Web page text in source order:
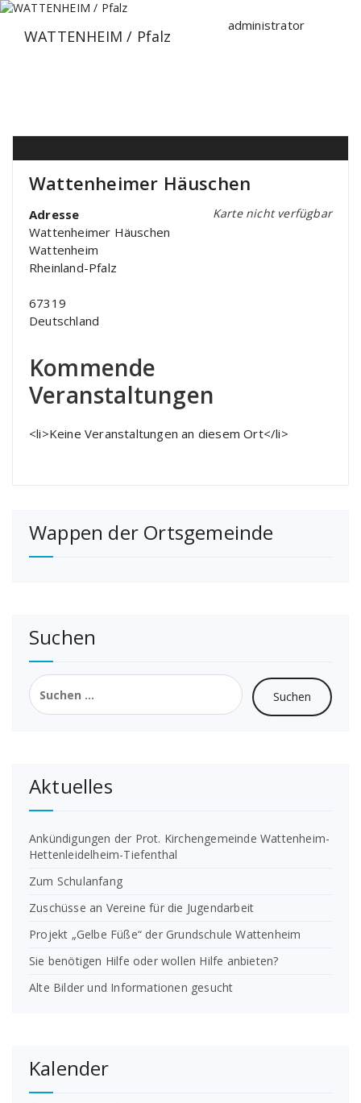
Zum
springenWATTENHEIM / Pfalz
administrator
Wattenheimer Häuschen
Karte nicht verfügbar
Adresse
Wattenheimer Häuschen
Wattenheim
Rheinland-Pfalz
67319
Deutschland
Kommende
Veranstaltungen
<li>Keine Veranstaltungen an diesem Ort</li>
Wappen der Ortsgemeinde
Suchen
Suchen
nach:
Aktuelles
Ankündigungen der Prot. Kirchengemeinde Wattenheim-
Hettenleidelheim-Tiefenthal
Zum Schulanfang
Zuschüsse an Vereine für die Jugendarbeit
Projekt „Gelbe Füße“ der Grundschule Wattenheim
Sie benötigen Hilfe oder wollen Hilfe anbieten?
Alte Bilder und Informationen gesucht
Kalender